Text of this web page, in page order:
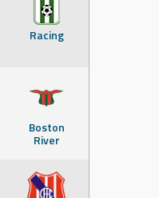
Racing
Boston
River